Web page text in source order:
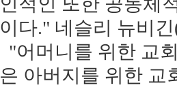
이다." 네슬리 뉴비긴
"어머니를 위한 교
은 아버지를 위한 교